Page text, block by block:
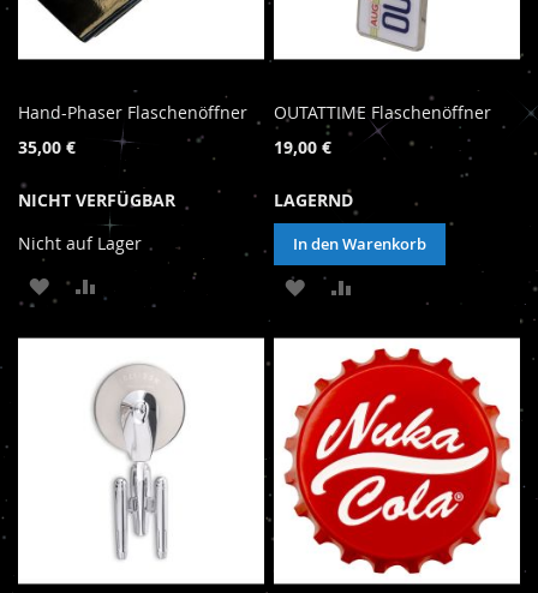
Hand-Phaser Flaschenöffner
35,00 €
NICHT VERFÜGBAR
Nicht auf Lager
ZUR
HINZUFÜGEN
HINZUFÜGEN
OUTATTIME Flaschenöffner
19,00 €
LAGERND
In den Warenkorb
ZUR
HINZUFÜGEN
HINZUFÜGEN